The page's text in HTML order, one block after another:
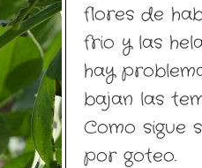
flores de
frio y las
hay
bajan las
Como sigue
por goteo.